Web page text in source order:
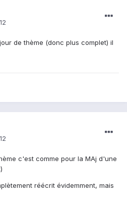
de thème (donc plus complet) il
c'est comme pour la MAj d'une
réécrit évidemment, mais